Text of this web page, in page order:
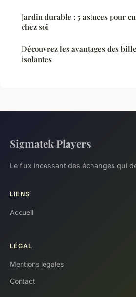
Jardin durable : 5 astuces pour
chez soi
Découvrez les avantages des
isolantes
Sigmatek Players
Le flux incessant des échanges qui
LIENS
Accueil
LÉGAL
Mentions légales
Contact